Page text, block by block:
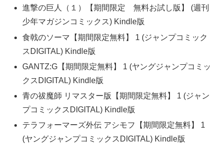
進撃の巨人（１）【期間限定 無料お試し版】 (週刊
少年マガジンコミックス) Kindle版
食戟のソーマ【期間限定無料】 1 (ジャンプコミック
スDIGITAL) Kindle版
GANTZ:G【期間限定無料】 1 (ヤングジャンプコミッ
クスDIGITAL) Kindle版
青の祓魔師 リマスター版【期間限定無料】 1 (ジャン
プコミックスDIGITAL) Kindle版
テラフォーマーズ外伝 アシモフ【期間限定無料】 1
(ヤングジャンプコミックスDIGITAL) Kindle版